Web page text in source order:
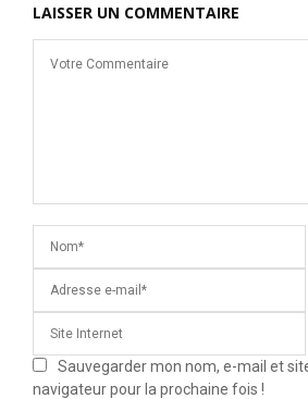
LAISSER UN COMMENTAIRE
Sauvegarder mon nom, e-mail et
navigateur pour la prochaine fois !